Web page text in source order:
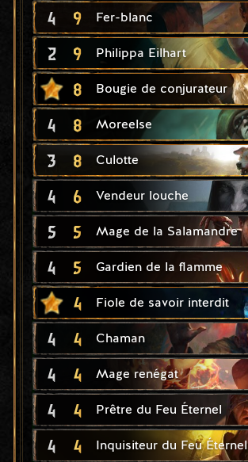
4 9 Fer-blanc
2 9 Philippa Eilhart
8 Bougie de conjurateur
4 8 Moreelse
3 8 Culotte
4 6 Vendeur louche
5 5 Mage de la Salamandre
4 5 Gardien de la flamme
4 Fiole de savoir interdit
4 4 Chaman
4 4 Mage renégat
4 4 Prêtre du Feu Éternel
4 4 Inquisiteur du Feu Éternel